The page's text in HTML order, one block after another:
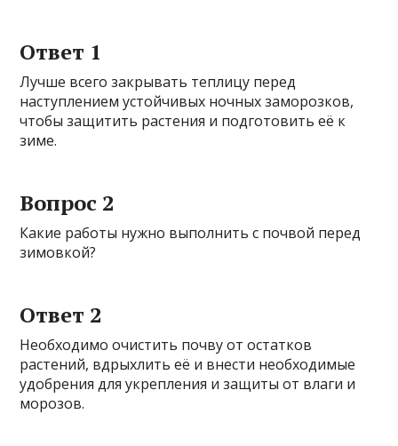
Ответ 1
Лучше всего закрывать теплицу перед
наступлением устойчивых ночных заморозков,
чтобы защитить растения и подготовить её к
зиме.
Вопрос 2
Какие работы нужно выполнить с почвой перед
зимовкой?
Ответ 2
Необходимо очистить почву от остатков
растений, вдрыхлить её и внести необходимые
удобрения для укрепления и защиты от влаги и
морозов.